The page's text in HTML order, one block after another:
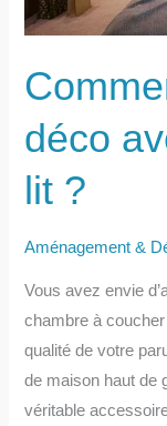
déco
lit ?
Aménagement &
Vous avez envie
chambre à
qualité de votre
de maison haut de
véritable